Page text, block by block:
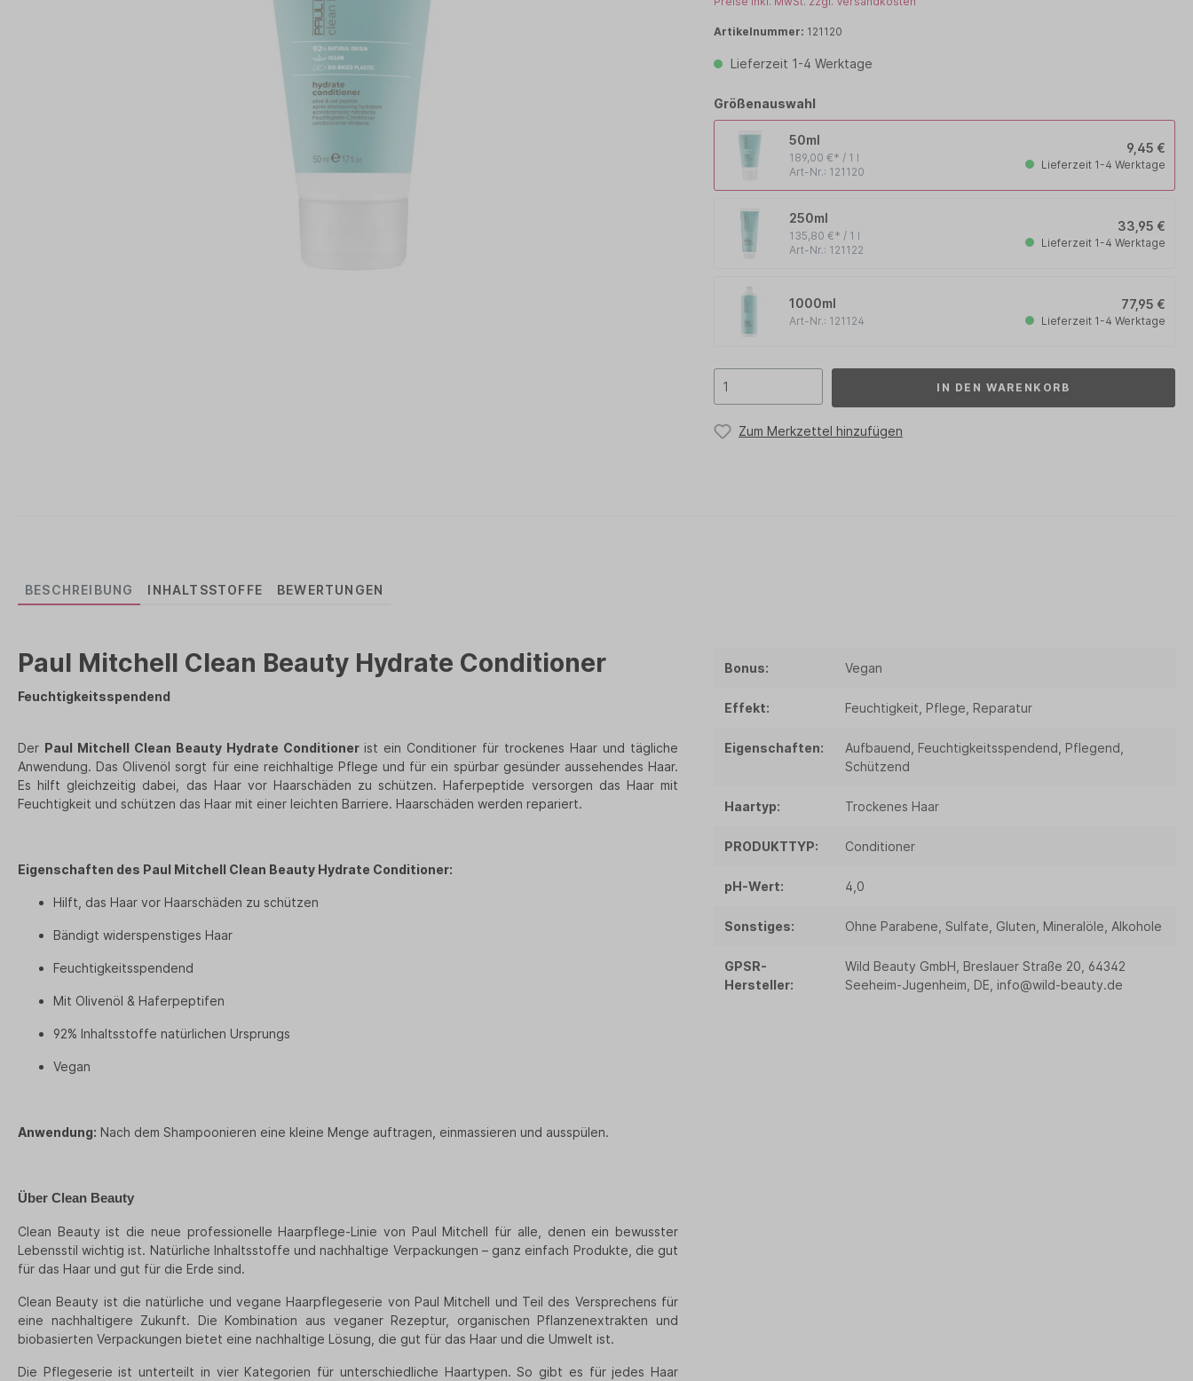
PAUL MITCHELL PET
PHYTOCOLOR
TANGLE TEEZER
Artikelnummer: 121120
Lieferzeit 1-4 Werktage
Größenauswahl
50ml
189,00 €* / 1 l
Art-Nr.: 121120
9,45 €
Lieferzeit 1-4 Werktage
250ml
135,80 €* / 1 l
Art-Nr.: 121122
33,95 €
Lieferzeit 1-4 Werktage
1000ml
Art-Nr.: 121124
77,95 €
Lieferzeit 1-4 Werktage
IN DEN WARENKORB
Zum Merkzettel hinzufügen
BESCHREIBUNG INHALTSSTOFFE BEWERTUNGEN
Paul Mitchell Clean Beauty Hydrate Conditioner
Feuchtigkeitsspendend
Der Paul Mitchell Clean Beauty Hydrate Conditioner ist ein Conditioner für trockenes Haar und tägliche
Anwendung. Das Olivenöl sorgt für eine reichhaltige Pflege und für ein spürbar gesünder aussehendes Haar.
Es hilft gleichzeitig dabei, das Haar vor Haarschäden zu schützen. Haferpeptide versorgen das Haar mit
Feuchtigkeit und schützen das Haar mit einer leichten Barriere. Haarschäden werden repariert.
Eigenschaften des Paul Mitchell Clean Beauty Hydrate Conditioner:
Hilft, das Haar vor Haarschäden zu schützen
Bändigt widerspenstiges Haar
Feuchtigkeitsspendend
Mit Olivenöl & Haferpeptifen
92% Inhaltsstoffe natürlichen Ursprungs
Vegan
Anwendung: Nach dem Shampoonieren eine kleine Menge auftragen, einmassieren und ausspülen.
Über Clean Beauty
Clean Beauty ist die neue professionelle Haarpflege-Linie von Paul Mitchell für alle, denen ein bewusster
Lebensstil wichtig ist. Natürliche Inhaltsstoffe und nachhaltige Verpackungen – ganz einfach Produkte, die gut
für das Haar und gut für die Erde sind.
Clean Beauty ist die natürliche und vegane Haarpflegeserie von Paul Mitchell und Teil des Versprechens für
eine nachhaltigere Zukunft. Die Kombination aus veganer Rezeptur, organischen Pflanzenextrakten und
biobasierten Verpackungen bietet eine nachhaltige Lösung, die gut für das Haar und die Umwelt ist.
Die Pflegeserie ist unterteilt in vier Kategorien für unterschiedliche Haartypen. So gibt es für jedes Haar
Bonus: Vegan
Effekt: Feuchtigkeit, Pflege, Reparatur
Eigenschaften:
Aufbauend, Feuchtigkeitsspendend, Pflegend,
Schützend
Haartyp: Trockenes Haar
PRODUKTTYP: Conditioner
pH-Wert: 4,0
Sonstiges: Ohne Parabene, Sulfate, Gluten, Mineralöle, Alkohole
GPSR-
Hersteller:
Wild Beauty GmbH, Breslauer Straße 20, 64342
Seeheim-Jugenheim, DE, info@wild-beauty.de